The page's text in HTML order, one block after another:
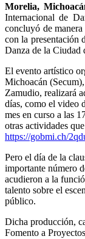
Morelia,
Internacional de
concluyó de
con la presentación
Danza de la Ciudad
El evento artístico
Michoacán
Zamudio, realizará
días, como el video
mes en curso a las
otras actividades
https://gobmi.ch/
Pero el día de la
importante número
acudieron a la
talento sobre el
público.
Dicha producción,
Fomento a